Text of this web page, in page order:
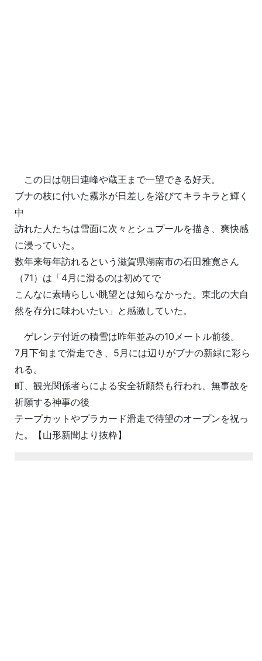
この日は朝日連峰や蔵王まで一望できる好天。
ブナの枝に付いた霧氷が日差しを浴びてキラキラと輝く
中
訪れた人たちは雪面に次々とシュプールを描き、爽快感
に浸っていた。
数年来毎年訪れるという滋賀県湖南市の石田雅寛さん
（71）は「4月に滑るのは初めてで
こんなに素晴らしい眺望とは知らなかった。東北の大自
然を存分に味わいたい」と感激していた。
ゲレンデ付近の積雪は昨年並みの10メートル前後。
7月下旬まで滑走でき、5月には辺りがブナの新緑に彩ら
れる。
町、観光関係者らによる安全祈願祭も行われ、無事故を
祈願する神事の後
テープカットやプラカード滑走で待望のオープンを祝っ
た。【山形新聞より抜粋】